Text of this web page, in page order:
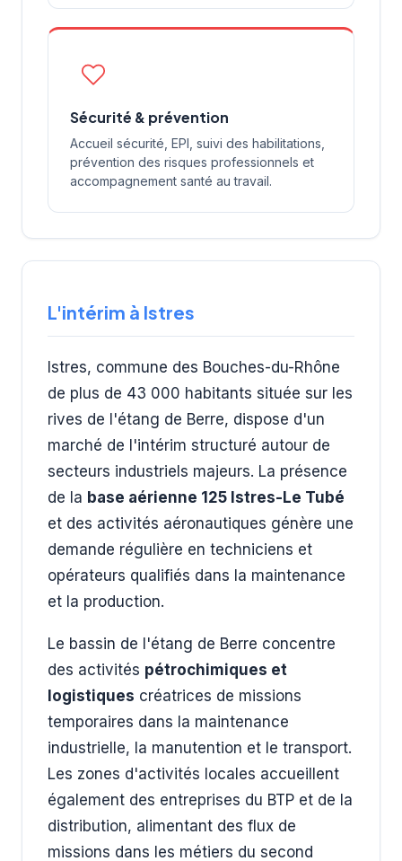
Sécurité & prévention
Accueil sécurité, EPI, suivi des habilitations,
prévention des risques professionnels et
accompagnement santé au travail.
L'intérim à Istres
Istres, commune des Bouches-du-Rhône
de plus de 43 000 habitants située sur les
rives de l'étang de Berre, dispose d'un
marché de l'intérim structuré autour de
secteurs industriels majeurs. La présence
de la base aérienne 125 Istres-Le Tubé
et des activités aéronautiques génère une
demande régulière en techniciens et
opérateurs qualifiés dans la maintenance
et la production.
Le bassin de l'étang de Berre concentre
des activités pétrochimiques et
logistiques créatrices de missions
temporaires dans la maintenance
industrielle, la manutention et le transport.
Les zones d'activités locales accueillent
également des entreprises du BTP et de la
distribution, alimentant des flux de
missions dans les métiers du second